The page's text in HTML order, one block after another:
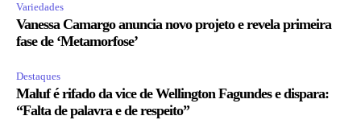
Variedades
Vanessa Camargo anuncia novo projeto e revela primeira
fase de ‘Metamorfose’
Destaques
Maluf é rifado da vice de Wellington Fagundes e dispara:
“Falta de palavra e de respeito”